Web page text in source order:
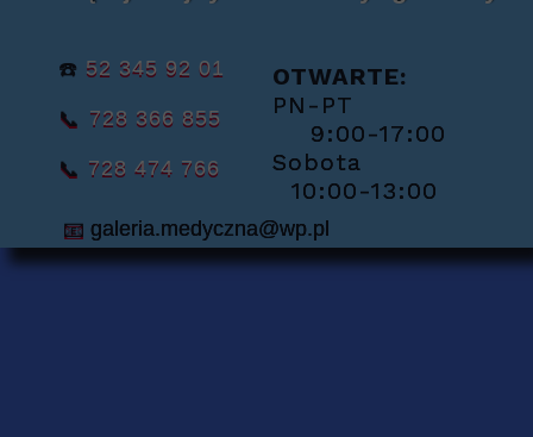
📧 galeria.medyczna@wp.pl
☎️ 52 345 92 01
📞 728 366 855
📞 728 474 766
OTWARTE:
PN-PT
9:00-17:00
Sobota
10:00-13:00